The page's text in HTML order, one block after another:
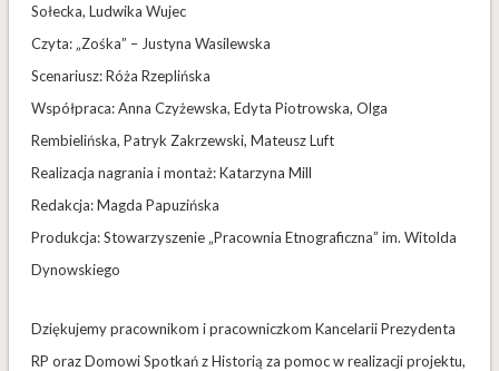
Sołecka, Ludwika Wujec
Czyta: „Zośka” – Justyna Wasilewska
Scenariusz: Róża Rzeplińska
Współpraca: Anna Czyżewska, Edyta Piotrowska, Olga
Rembielińska, Patryk Zakrzewski, Mateusz Luft
Realizacja nagrania i montaż: Katarzyna Mill
Redakcja: Magda Papuzińska
Produkcja: Stowarzyszenie „Pracownia Etnograficzna” im. Witolda
Dynowskiego
Dziękujemy pracownikom i pracowniczkom Kancelarii Prezydenta
RP oraz Domowi Spotkań z Historią za pomoc w realizacji projektu,